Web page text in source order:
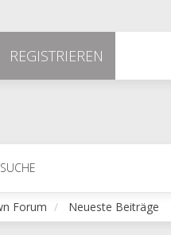
REGISTRIEREN
SUCHE
Forum Neueste Beiträge